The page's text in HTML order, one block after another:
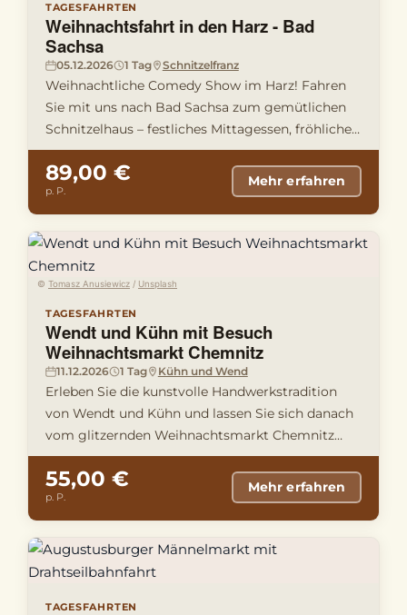
TAGESFAHRTEN
Weihnachtsfahrt in den Harz - Bad
Sachsa
05.12.2026 1 Tag Schnitzelfranz
Weihnachtliche Comedy Show im Harz! Fahren
Sie mit uns nach Bad Sachsa zum gemütlichen
Schnitzelhaus – festliches Mittagessen, fröhliche
Musik und die witzige T …
89,00 €
p. P.
Mehr erfahren
© Tomasz Anusiewicz / Unsplash
TAGESFAHRTEN
Wendt und Kühn mit Besuch
Weihnachtsmarkt Chemnitz
11.12.2026 1 Tag Kühn und Wend
Erleben Sie die kunstvolle Handwerkstradition
von Wendt und Kühn und lassen Sie sich danach
vom glitzernden Weihnachtsmarkt Chemnitz
verzaubern. Ein Tag voller …
55,00 €
p. P.
Mehr erfahren
TAGESFAHRTEN